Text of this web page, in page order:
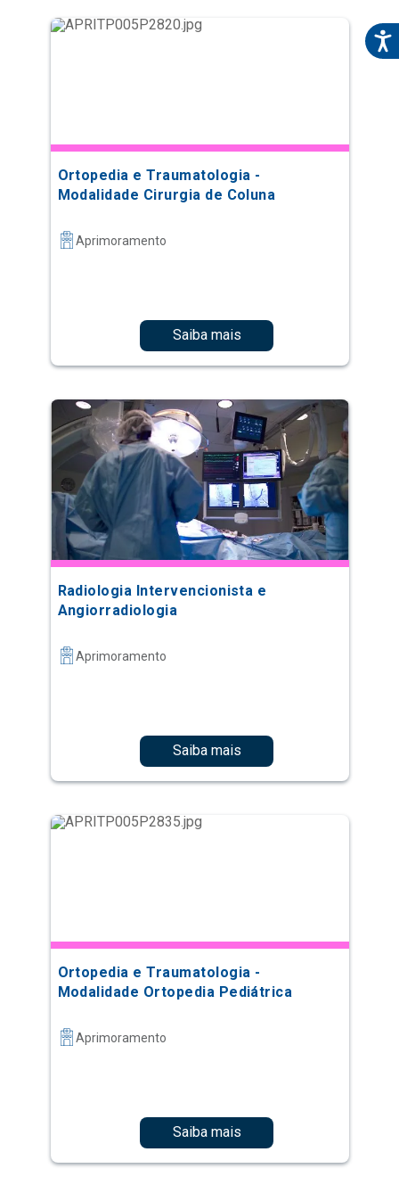
Ortopedia e Traumatologia -
Modalidade Cirurgia de Coluna
Aprimoramento
Saiba mais
Radiologia Intervencionista e
Angiorradiologia
Aprimoramento
Saiba mais
Ortopedia e Traumatologia -
Modalidade Ortopedia Pediátrica
Aprimoramento
Saiba mais